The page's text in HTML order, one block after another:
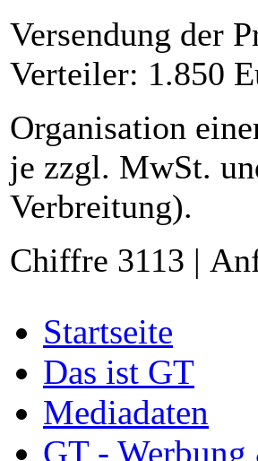
Versendung der
Verteiler: 1.850
Organisation
je zzgl. MwSt.
Verbreitung).
Chiffre 3113 |
Startseite
Das ist GT
Mediadaten
GT -